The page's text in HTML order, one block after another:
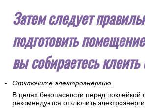
Затем следует
подготовить
вы собираетесь клеить
Отключите электроэнергию.
В целях безопасности перед поклейкой
рекомендуется отключить